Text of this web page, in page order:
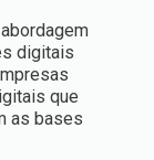
digitais
que
as bases